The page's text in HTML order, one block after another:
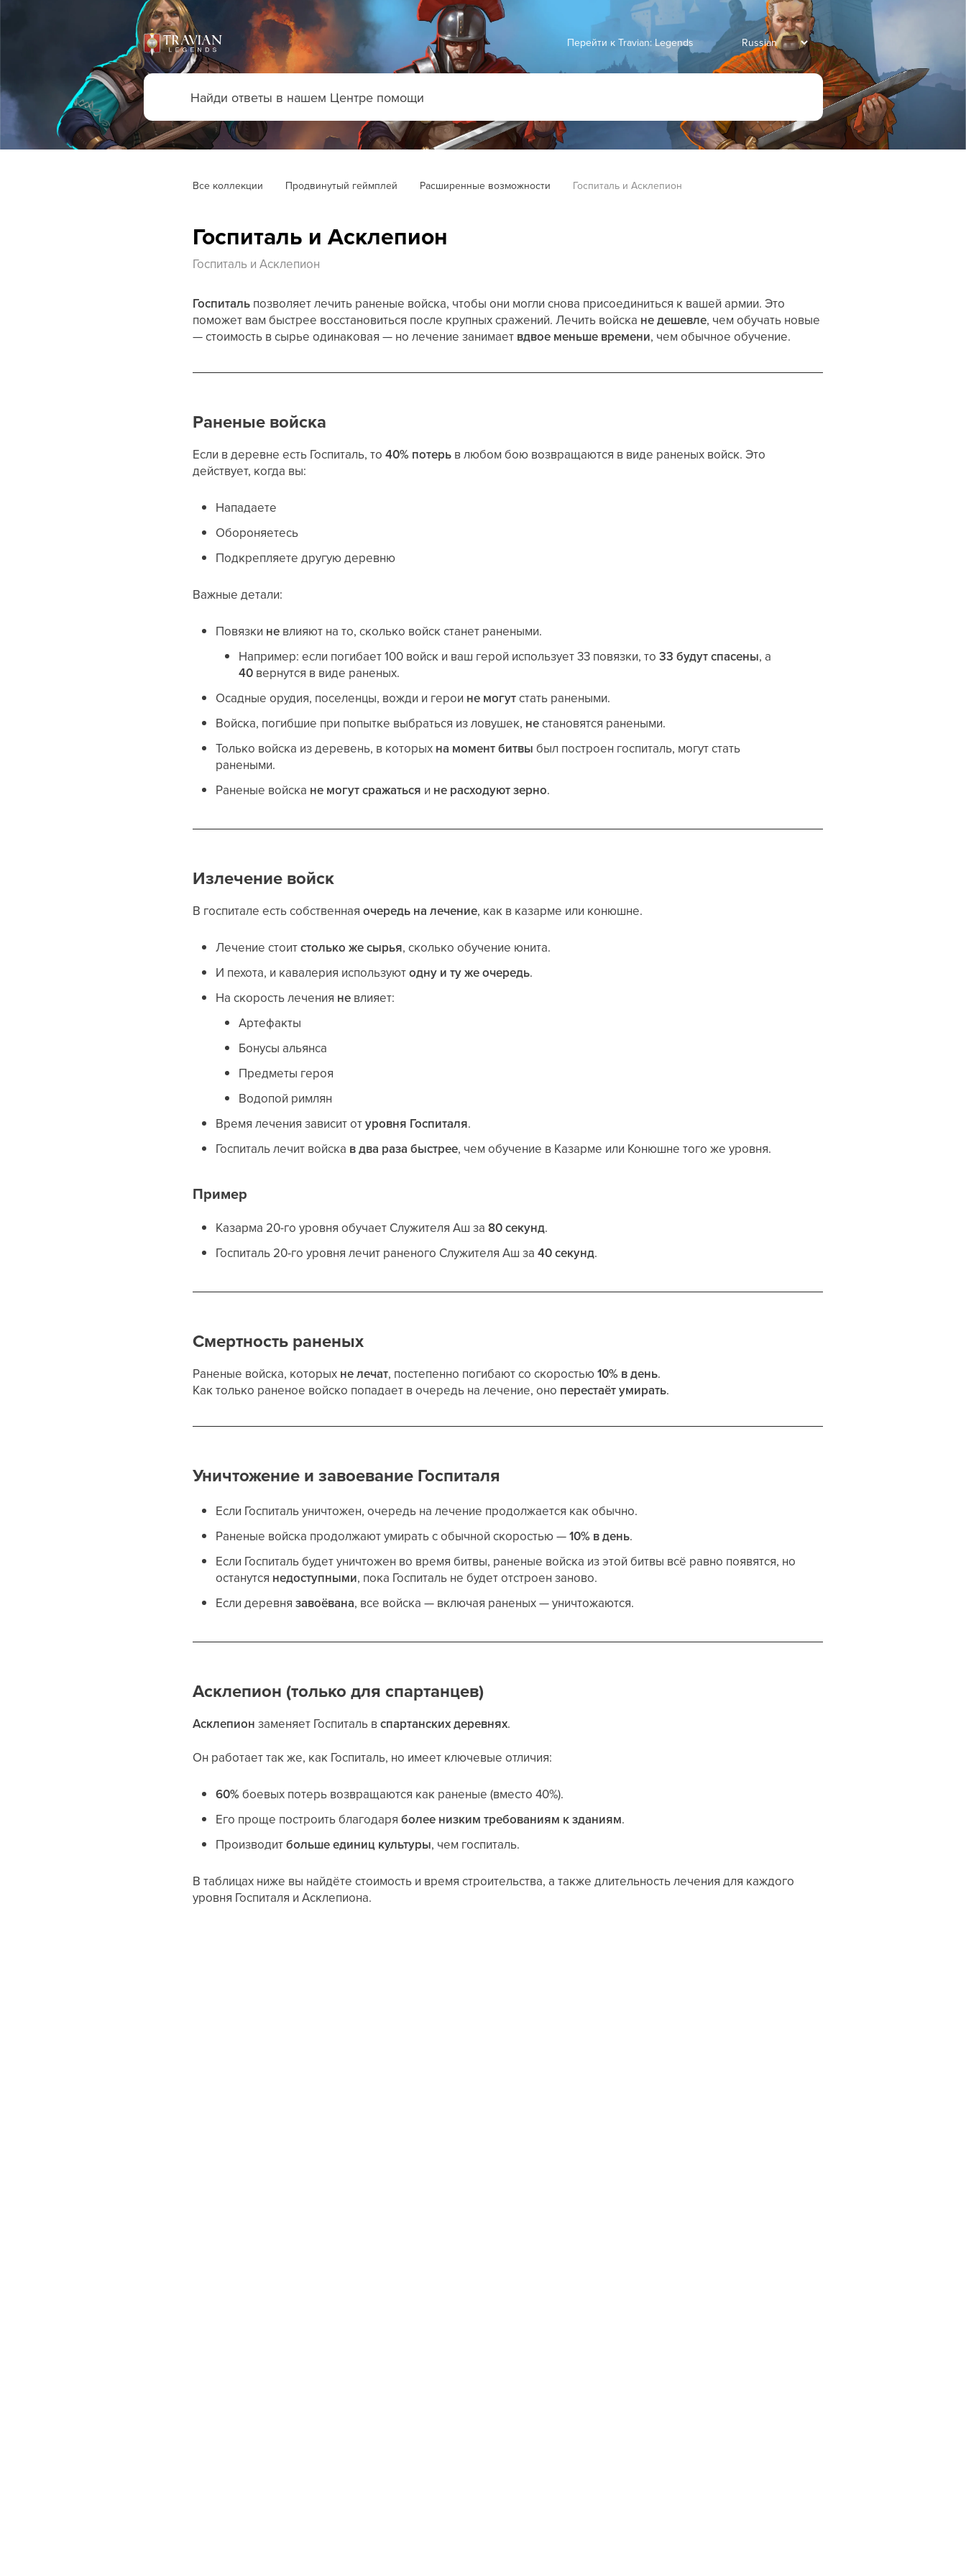
Перейти к Travian: Legends
Все коллекции Продвинутый геймплей Расширенные возможности Госпиталь и Асклепион
Госпиталь и Асклепион
Госпиталь и Асклепион
Госпиталь позволяет лечить раненые войска, чтобы они могли снова присоединиться к вашей армии. Это
поможет вам быстрее восстановиться после крупных сражений. Лечить войска не дешевле, чем обучать новые
— стоимость в сырье одинаковая — но лечение занимает вдвое меньше времени, чем обычное обучение.
Раненые войска
Если в деревне есть Госпиталь, то40% потерь в любом бою возвращаются в виде раненых войск. Это
действует, когда вы:
Нападаете
Обороняетесь
Подкрепляете другую деревню
Важные детали:
Повязки не влияют на то, сколько войск станет ранеными.
Например: если погибает 100 войск и ваш герой использует 33 повязки, то33 будут спасены, а
40 вернутся в виде раненых.
Осадные орудия, поселенцы, вожди и герои не могутстать ранеными.
Войска, погибшие при попытке выбраться из ловушек, нестановятся ранеными.
Только войска из деревень, в которых на момент битвы был построен госпиталь, могут стать
ранеными.
Раненые войска не могут сражаться и не расходуют зерно.
Излечение войск
В госпитале есть собственнаяочередь на лечение, как в казарме или конюшне.
Лечение стоитстолько же сырья, сколько обучение юнита.
И пехота, и кавалерия используютодну и ту же очередь.
На скорость лечения не влияет:
Артефакты
Бонусы альянса
Предметы героя
Водопой римлян
Время лечения зависит отуровня Госпиталя.
Госпиталь лечит войска в два раза быстрее, чем обучение в Казарме или Конюшне того же уровня.
Пример
Казарма 20-го уровня обучает Служителя Аш за80 секунд.
Госпиталь 20-го уровня лечит раненого Служителя Аш за40 секунд.
Смертность раненых
Раненые войска, которых не лечат, постепенно погибают со скоростью10% в день.
Как только раненое войско попадает в очередь на лечение, оно перестаёт умирать.
Уничтожение и завоевание Госпиталя
Если Госпиталь уничтожен, очередь на лечение продолжается как обычно.
Раненые войска продолжают умирать с обычной скоростью —10% в день.
Если Госпиталь будет уничтожен во время битвы, раненые войска из этой битвы всё равно появятся, но
останутся недоступными, пока Госпиталь не будет отстроен заново.
Если деревнязавоёвана, все войска — включая раненых — уничтожаются.
Асклепион (только для спартанцев)
Асклепион заменяет Госпиталь вспартанских деревнях.
Он работает так же, как Госпиталь, но имеет ключевые отличия:
60%боевых потерь возвращаются как раненые (вместо 40%).
Его проще построить благодаряболее низким требованиям к зданиям.
Производитбольше единиц культуры, чем госпиталь.
В таблицах ниже вы найдёте стоимость и время строительства, а также длительность лечения для каждого
уровня Госпиталя и Асклепиона.